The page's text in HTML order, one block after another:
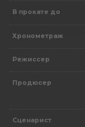
В прокате до
Хронометраж
Режиссер
Продюсер
Сценарист